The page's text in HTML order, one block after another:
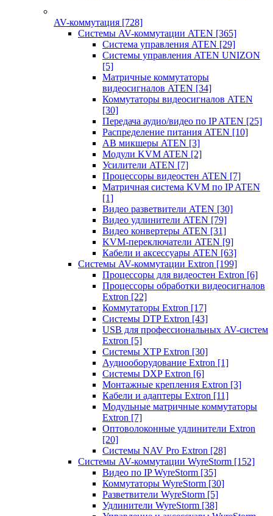
AV-коммутация [728]
Системы AV-коммутации ATEN [365]
Система управления ATEN [29]
Системы управления ATEN UNIZON
[5]
Матричные коммутаторы
видеосигналов ATEN [34]
Коммутаторы видеосигналов ATEN
[30]
Передача аудио/видео по IP ATEN [25]
Распределение питания ATEN [10]
АВ микшеры ATEN [3]
Модули KVM ATEN [2]
Усилители ATEN [7]
Процессоры видеостен ATEN [7]
Матричная система KVM по IP ATEN
[1]
Видео разветвители ATEN [30]
Видео удлинители ATEN [79]
Видео конвертеры ATEN [31]
KVM-переключатели ATEN [9]
Кабели и аксессуары ATEN [63]
Системы AV-коммутации Extron [199]
Процессоры для видеостен Extron [6]
Процессоры обработки видеосигналов
Extron [22]
Коммутаторы Extron [17]
Системы DTP Extron [43]
USB для профессиональных AV-систем
Extron [5]
Системы XTP Extron [30]
Аудиооборудование Extron [1]
Системы DXP Extron [6]
Монтажные крепления Extron [3]
Кабели и адаптеры Extron [11]
Модульные матричные коммутаторы
Extron [7]
Оптоволоконные удлинители Extron
[20]
Системы NAV Pro Extron [28]
Системы AV-коммутации WyreStorm [152]
Видео по IP WyreStorm [35]
Коммутаторы WyreStorm [30]
Разветвители WyreStorm [5]
Удлинители WyreStorm [38]